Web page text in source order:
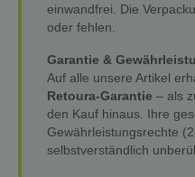
einwandfrei. Die
oder fehlen.
Garantie &
Auf alle unsere Artikel
Retoura-Garantie – als
den Kauf hinaus. Ihre
Gewährleistungsrechte
selbstverständlich